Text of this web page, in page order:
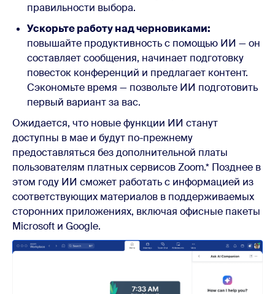
правильности выбора.
Ускорьте работу над черновиками:
повышайте продуктивность с помощью ИИ — он
составляет сообщения, начинает подготовку
повесток конференций и предлагает контент.
Сэкономьте время — позвольте ИИ подготовить
первый вариант за вас.
Ожидается, что новые функции ИИ станут
доступны в мае и будут по-прежнему
предоставляться без дополнительной платы
пользователям платных сервисов Zoom.* Позднее в
этом году ИИ сможет работать с информацией из
соответствующих материалов в поддерживаемых
сторонних приложениях, включая офисные пакеты
Microsoft и Google.